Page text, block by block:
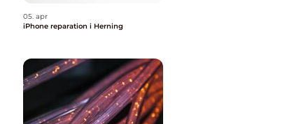
05. apr
iPhone reparation i Herning